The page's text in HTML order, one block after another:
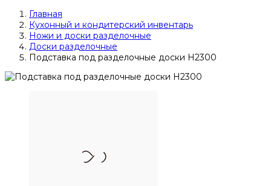
Главная
Кухонный и кондитерский инвентарь
Ножи и доски разделочные
Доски разделочные
Подставка под разделочные доски H2300